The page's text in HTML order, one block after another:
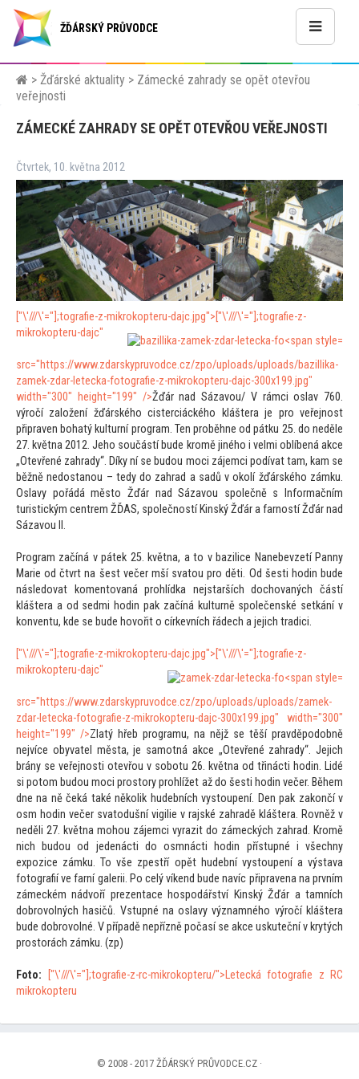
ŽĎÁRSKÝ PRŮVODCE
> Žďárské aktuality > Zámecké zahrady se opět otevřou
veřejnosti
ZÁMECKÉ ZAHRADY SE OPĚT OTEVŘOU VEŘEJNOSTI
Čtvrtek, 10. května 2012
["\'///\'="];tografie-z-mikrokopteru-dajc.jpg"> ["\'///\'="];tografie-z-
mikrokopteru-dajc"
src="https://www.zdarskypruvodce.cz/zpo/uploads/uploads/bazillika-
zamek-zdar-letecka-fotografie-z-mikrokopteru-dajc-300x199.jpg"
width="300" height="199" />Žďár nad Sázavou/ V rámci oslav 760.
výročí založení žďárského cisterciáckého kláštera je pro veřejnost
připraven bohatý kulturní program. Ten proběhne od pátku 25. do neděle
27. května 2012. Jeho součástí bude kromě jiného i velmi oblíbená akce
„Otevřené zahrady“. Díky ní se budou moci zájemci podívat tam, kam se
běžně nedostanou – tedy do zahrad a sadů v okolí žďárského zámku.
Oslavy pořádá město Žďár nad Sázavou společně s Informačním
turistickým centrem ŽĎAS, společností Kinský Žďár a farností Žďár nad
Sázavou II.
Program začíná v pátek 25. května, ato v bazilice Nanebevzetí Panny
Marie od čtvrt na šest večer mší svatou pro děti. Od šesti hodin bude
následovat komentovaná prohlídka nejstarších dochovaných částí
kláštera a od sedmi hodin pak začíná kulturně společenské setkání v
konventu, kde se bude hovořit o církevních řádech a jejich tradici.
["\'///\'="];tografie-z-mikrokopteru-dajc.jpg"> ["\'///\'="];tografie-z-
mikrokopteru-dajc"
src="https://www.zdarskypruvodce.cz/zpo/uploads/uploads/zamek-
zdar-letecka-fotografie-z-mikrokopteru-dajc-300x199.jpg" width="300"
height="199" />Zlatý hřeb programu, na nějž se těší pravděpodobně
nejvíce obyvatel města, je samotná akce „Otevřené zahrady“. Jejich
brány se veřejnosti otevřou v sobotu 26. května od třinácti hodin. Lidé
si potom budou moci prostory prohlížet až do šesti hodin večer. Během
dne na ně čeká také několik hudebních vystoupení. Den pak zakončí v
osm hodin večer svatodušní vigilie v rajské zahradě kláštera. Rovněž v
neděli 27. května mohou zájemci vyrazit do zámeckých zahrad. Kromě
nich budou od jedenácti do osmnácti hodin přístupné i všechny
expozice zámku. To vše zpestří opět hudební vystoupení a výstava
fotografií ve farní galerii. Po celý víkend bude navíc připravena na prvním
zámeckém nádvoří prezentace hospodářství Kinský Žďár a tamních
dobrovolných hasičů. Vstupné na oslavy významného výročí kláštera
bude dobrovolné. V případě nepřízně počasí se akce uskuteční v krytých
prostorách zámku. (zp)
Foto: ["\'///\'="];tografie-z-rc-mikrokopteru/">Letecká fotografie z RC
mikrokopteru
© 2008 - 2017 ŽĎÁRSKÝ PRŮVODCE.CZ ·